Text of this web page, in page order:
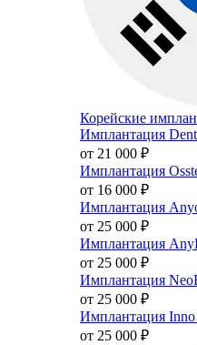
Корейские
Имплантация
от 21 000 ₽
Имплантация
от 16 000 ₽
Имплантация
от 25 000 ₽
Имплантация
от 25 000 ₽
Имплантация
от 25 000 ₽
Имплантация
от 25 000 ₽